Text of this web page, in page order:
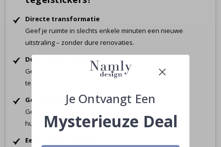
Directe transformatie
Geef je ruimte in slechts enkele minuten een nieuwe
uitstraling – zonder dure renovaties.
Duurzame kwaliteit
Gemaakt van hoogwaardig materiaal dat bestand is
tegen vocht en slijtage.
Gemakkelijk te verwijderen
Geen permanente verandering. Veilig, ook in
huurwoningen.
Eenvoudige toepassing
Je Ontvangt Een
Mysterieuze Deal